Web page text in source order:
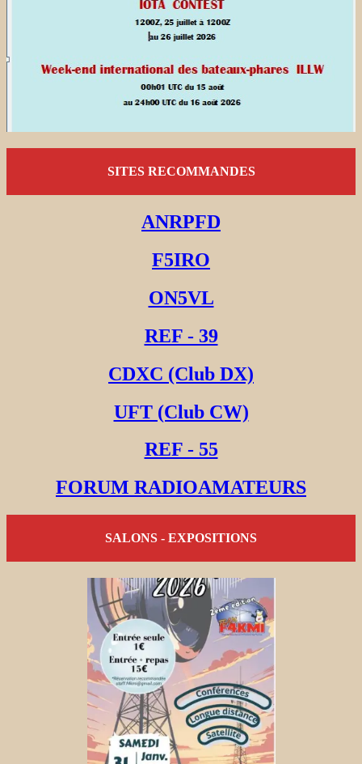
SITES RECOMMANDES
ANRPFD
F5IRO
ON5VL
REF - 39
CDXC (Club DX)
UFT (Club CW)
REF - 55
FORUM RADIOAMATEURS
SALONS - EXPOSITIONS